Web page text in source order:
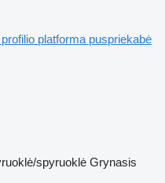
platforma puspriekabė
spyruoklė Grynasis